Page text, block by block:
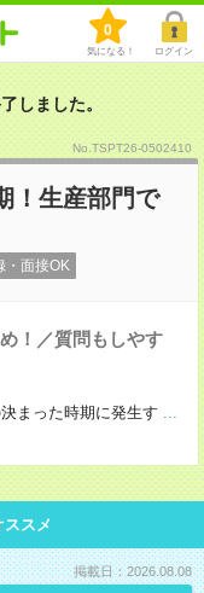
0
気になる！ ログイン
しました。
No.TSPT26-0502410
！生産部門で
・面接OK
！／質問もしやす
まった時期に発生す ...
スメ
掲載日：2026.08.08